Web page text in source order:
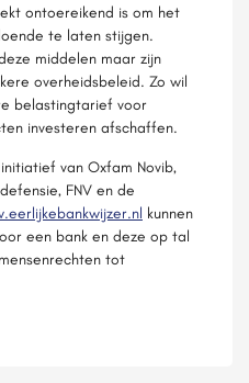
ontoereikend is om het
te laten stijgen.
middelen maar zijn
overheidsbeleid. Zo wil
belastingtarief voor
investeren afschaffen.
van Oxfam Novib,
FNV en de
kunnen
een bank en deze op tal
tot